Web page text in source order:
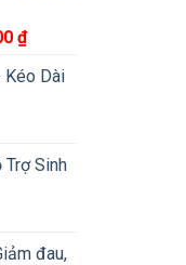
₫Giá
tại
Kéo Dài
Trợ Sinh
đau,